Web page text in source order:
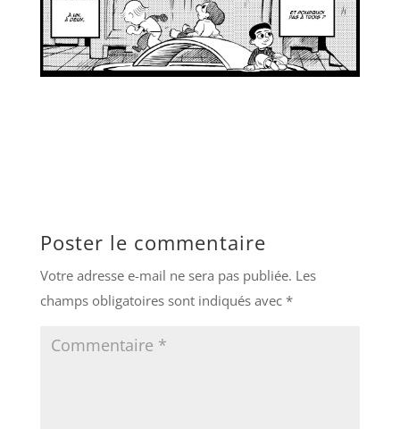
Poster le commentaire
Votre adresse e-mail ne sera pas publiée. Les
champs obligatoires sont indiqués avec *